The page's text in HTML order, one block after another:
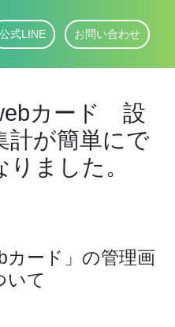
公式LINE お問い合わせ
カード 設
計が簡単にで
ました。
カード」の管理画
いて